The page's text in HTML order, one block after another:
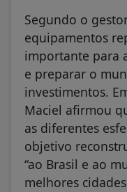
Segundo o
equipamentos
importante para
e preparar o
investimentos.
Maciel afirmou
as diferentes
objetivo
“ao Brasil e ao
melhores